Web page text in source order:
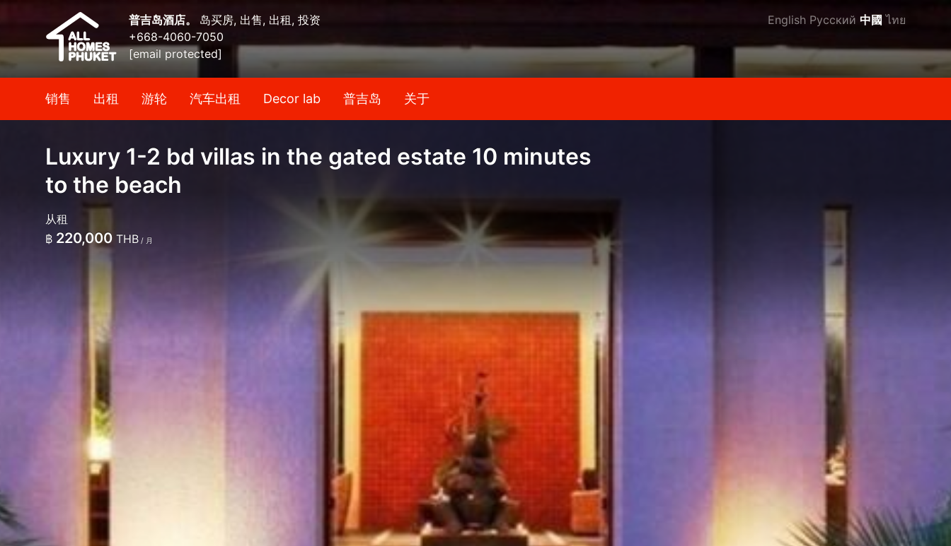
普吉岛酒店。 岛买房, 出售, 出租, 投资
+668-4060-7050
[email protected]
English Русский 中國 ไทย
销售 出租 游轮 汽车出租 Decor lab 普吉岛 关于
Luxury 1-2 bd villas in the gated estate 10 minutes
to the beach
从租
฿ 220,000 THB / 月